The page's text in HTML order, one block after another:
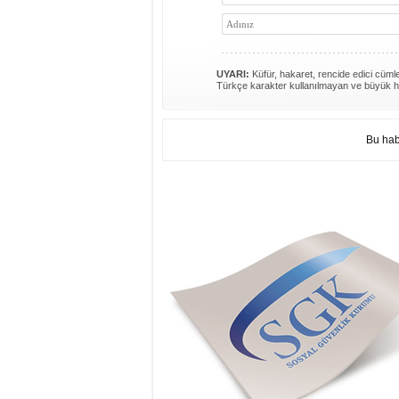
UYARI: Küfür, hakaret, rencide edici
Türkçe karakter kullanılmayan ve büyük
Bu